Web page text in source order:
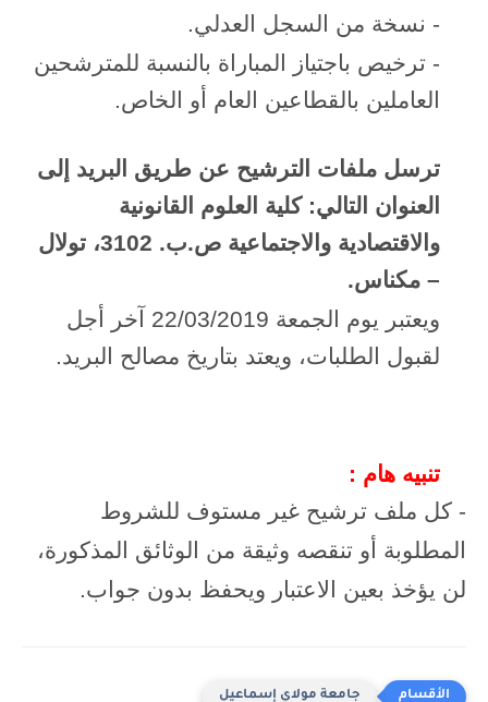
- نسخة من السجل العدلي.
- ترخيص باجتياز المباراة بالنسبة للمترشحين
العاملين بالقطاعين العام أو الخاص.
ترسل ملفات الترشيح عن طريق البريد إلى
العنوان التالي: كلية العلوم القانونية
والاقتصادية والاجتماعية ص.ب. 3102، تولال
– مكناس.
ويعتبر يوم الجمعة 22/03/2019 آخر أجل
لقبول الطلبات، ويعتد بتاريخ مصالح البريد.
تنبيه هام :
- كل ملف ترشيح غير مستوف للشروط
المطلوبة أو تنقصه وثيقة من الوثائق المذكورة،
لن يؤخذ بعين الاعتبار ويحفظ بدون جواب.
جامعة مولاي إسماعيل